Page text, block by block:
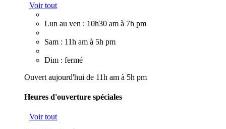
Voir tout
Lun au ven : 10h30 am à 7h pm
Sam : 11h am à 5h pm
Dim : fermé
Ouvert aujourd'hui de 11h am à 5h pm
Heures d'ouverture spéciales
Voir tout